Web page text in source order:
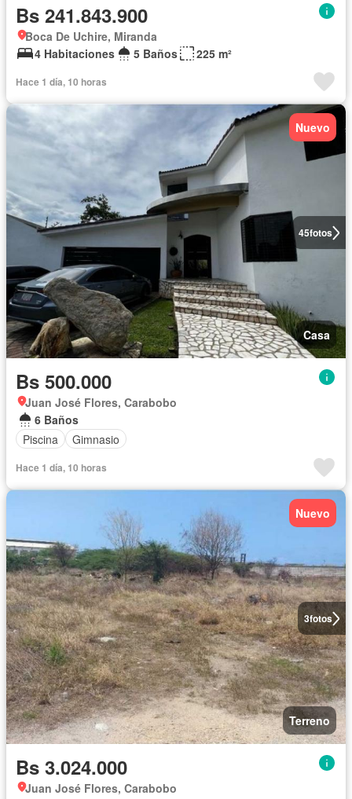
Bs 241.843.900
Boca De Uchire, Miranda
4 Habitaciones
5 Baños 225 m²
Hace 1 día, 10 horas
45fotos
Nuevo
Casa
Bs 500.000
Juan José Flores, Carabobo
6 Baños
Piscina
Gimnasio
Hace 1 día, 10 horas
3fotos
Nuevo
Terreno
Bs 3.024.000
Juan José Flores, Carabobo